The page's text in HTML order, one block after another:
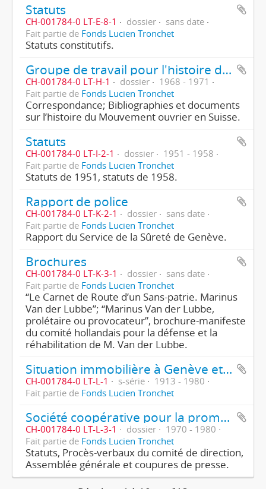
Statuts
CH-001784-0 LT-E-8-1 dossier
sans date
Fait partie de Fonds Lucien Tronchet
Statuts constitutifs.
Groupe de travail pour l'histoire du mouvement ouvrier en Suisse
CH-001784-0 LT-H-1 dossier
1968 - 1971
Fait partie de Fonds Lucien Tronchet
Correspondance; Bibliographies et documents
sur l’histoire du Mouvement ouvrier en Suisse.
Statuts
CH-001784-0 LT-I-2-1 dossier
1951 - 1958
Fait partie de Fonds Lucien Tronchet
Statuts de 1951, statuts de 1958.
Rapport de police
CH-001784-0 LT-K-2-1 dossier
sans date
Fait partie de Fonds Lucien Tronchet
Rapport du Service de la Sûreté de Genève.
Brochures
CH-001784-0 LT-K-3-1 dossier
sans date
Fait partie de Fonds Lucien Tronchet
“Le Carnet de Route d’un Sans-patrie. Marinus
Van der Lubbe”; “Marinus Van der Lubbe,
prolétaire ou provocateur”, brochure-manifeste
du comité hollandais pour la défense et la
réhabilitation de M. Van der Lubbe.
Situation immobilière à Genève et crise du logement
CH-001784-0 LT-L-1 s-série
1913 - 1980
Fait partie de Fonds Lucien Tronchet
Société coopérative pour la promotion du logement
CH-001784-0 LT-L-3-1 dossier
1970 - 1980
Fait partie de Fonds Lucien Tronchet
Statuts, Procès-verbaux du comité de direction,
Assemblée générale et coupures de presse.